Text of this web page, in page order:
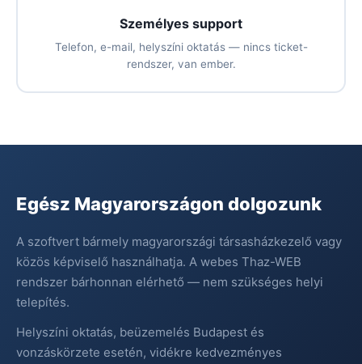
Személyes support
Telefon, e-mail, helyszíni oktatás — nincs ticket-
rendszer, van ember.
Egész Magyarországon dolgozunk
A szoftvert bármely magyarországi társasházkezelő vagy
közös képviselő használhatja. A webes Thaz-WEB
rendszer bárhonnan elérhető — nem szükséges helyi
telepítés.
Helyszíni oktatás, beüzemelés Budapest és
vonzáskörzete esetén, vidékre kedvezményes